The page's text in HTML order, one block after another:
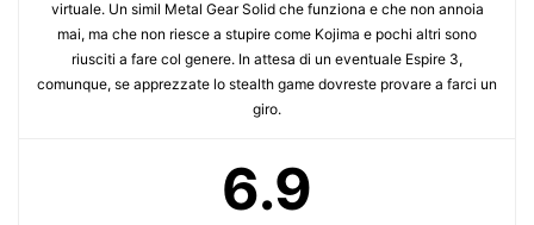
virtuale. Un simil Metal Gear Solid che funziona e che non annoia
mai, ma che non riesce a stupire come Kojima e pochi altri sono
riusciti a fare col genere. In attesa di un eventuale Espire 3,
comunque, se apprezzate lo stealth game dovreste provare a farci un
giro.
6.9